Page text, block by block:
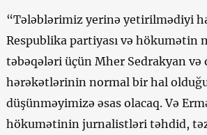
“Tələblərimiz yerinə yetirilmədiyi
Respublika partiyası və hökumətin
təbəqələri üçün Mher Sedrakyan
hərəkətlərinin normal bir hal
düşünməyimizə əsas olacaq. Və
hökumətinin jurnalistləri təhdid,